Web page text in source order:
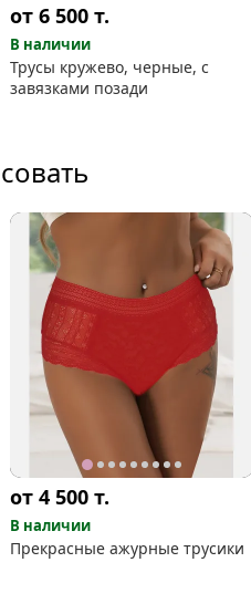
от 6 500 т.
В наличии
Трусы кружево, черные, с
завязками позади
от 4 500 т.
В наличии
Прекрасные ажурные трусики